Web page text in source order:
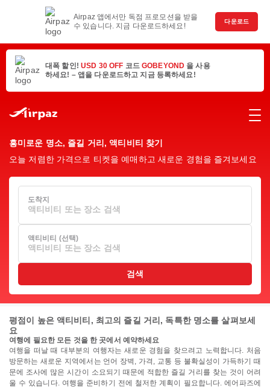
Airpaz 앱에서만 독점 프로모션을 받을
수 있습니다. 지금 다운로드하세요!
다운로드
대폭 할인! USD 30 OFF 코드 GOBEYOND 을 사용
하세요! – 앱을 다운로드하고 지금 등록하세요!
흥미로운 명소, 즐길 거리, 액티비티 찾기
오늘 저렴한 가격으로 티켓을 예매하고 새로운 경험을 즐겨보세요
도착지
액티비티 또는 장소 검색
액티비티 (선택)
액티비티 또는 장소 검색
검색
평점이 높은 액티비티, 최고의 즐길 거리, 독특한 명소를 살펴보세
요
여행에 필요한 모든 것을 한 곳에서 예약하세요
여행을 떠날 때 대부분의 여행자는 새로운 경험을 찾으려고 노력합니다. 처음
방문하는 새로운 지역에서는 언어 장벽, 가격, 교통 등 불확실성이 가득하기 때
문에 조사에 많은 시간이 소요되기 때문에 적합한 즐길 거리를 찾는 것이 어려
울 수 있습니다. 여행을 준비하기 전에 철저한 계획이 필요합니다. 에어파즈에